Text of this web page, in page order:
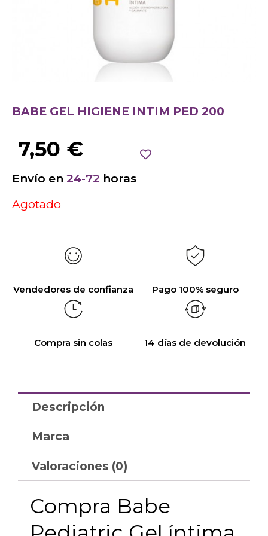
BABE GEL HIGIENE INTIM PED 200
7,50 €
Envío en 24-72 horas
Agotado
Vendedores de confianza Pago 100% seguro
Compra sin colas 14 días de devolución
Descripción
Marca
Valoraciones (0)
Compra Babe